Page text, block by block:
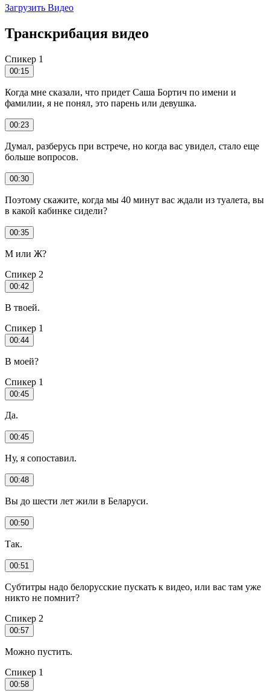
Загрузить Видео
Транскрибация видео
Спикер 1
00:15
Когда мне сказали, что придет Саша Бортич по имени и
фамилии, я не понял, это парень или девушка.
00:23
Думал, разберусь при встрече, но когда вас увидел, стало еще
больше вопросов.
00:30
Поэтому скажите, когда мы 40 минут вас ждали из туалета, вы
в какой кабинке сидели?
00:35
М или Ж?
Спикер 2
00:42
В твоей.
Спикер 1
00:44
В моей?
Спикер 1
00:45
Да.
00:45
Ну, я сопоставил.
00:48
Вы до шести лет жили в Беларуси.
00:50
Так.
00:51
Субтитры надо белорусские пускать к видео, или вас там уже
никто не помнит?
Спикер 2
00:57
Можно пустить.
Спикер 1
00:58